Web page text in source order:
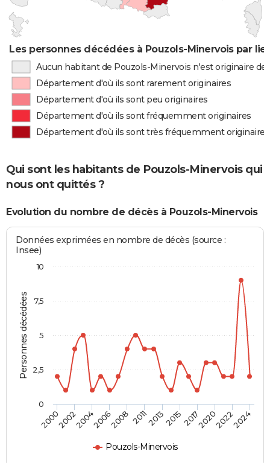
Les personnes décédées à Pouzols-Minervois par
Aucun habitant de Pouzols-Minervois n'est originaire
Département d'où ils sont rarement originaires
Département d'où ils sont peu originaires
Département d'où ils sont fréquemment originaires
Département d'où ils sont très fréquemment originaires
Qui sont les habitants de Pouzols-Minervois qui
nous ont quittés ?
Evolution du nombre de décès à Pouzols-Minervois
Personnes décédées
Données exprimées en nombre de décès (source :
Insee)
Pouzols-Minervois
20002002200420062008 2011201320152017202020222024
0
2,5
5
7,5
10